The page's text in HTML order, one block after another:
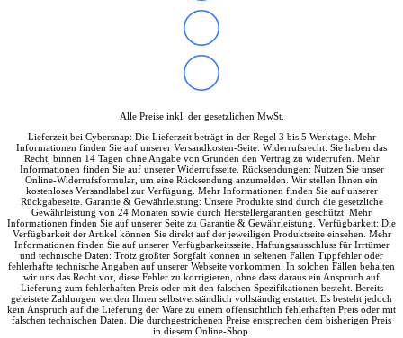
Alle Preise inkl. der gesetzlichen MwSt.
Lieferzeit bei Cybersnap: Die Lieferzeit beträgt in der Regel 3 bis 5 Werktage. Mehr
Informationen finden Sie auf unserer Versandkosten-Seite. Widerrufsrecht: Sie haben das
Recht, binnen 14 Tagen ohne Angabe von Gründen den Vertrag zu widerrufen. Mehr
Informationen finden Sie auf unserer Widerrufsseite. Rücksendungen: Nutzen Sie unser
Online-Widerrufsformular, um eine Rücksendung anzumelden. Wir stellen Ihnen ein
kostenloses Versandlabel zur Verfügung. Mehr Informationen finden Sie auf unserer
Rückgabeseite. Garantie & Gewährleistung: Unsere Produkte sind durch die gesetzliche
Gewährleistung von 24 Monaten sowie durch Herstellergarantien geschützt. Mehr
Informationen finden Sie auf unserer Seite zu Garantie & Gewährleistung. Verfügbarkeit: Die
Verfügbarkeit der Artikel können Sie direkt auf der jeweiligen Produktseite einsehen. Mehr
Informationen finden Sie auf unserer Verfügbarkeitsseite. Haftungsausschluss für Irrtümer
und technische Daten: Trotz größter Sorgfalt können in seltenen Fällen Tippfehler oder
fehlerhafte technische Angaben auf unserer Webseite vorkommen. In solchen Fällen behalten
wir uns das Recht vor, diese Fehler zu korrigieren, ohne dass daraus ein Anspruch auf
Lieferung zum fehlerhaften Preis oder mit den falschen Spezifikationen besteht. Bereits
geleistete Zahlungen werden Ihnen selbstverständlich vollständig erstattet. Es besteht jedoch
kein Anspruch auf die Lieferung der Ware zu einem offensichtlich fehlerhaften Preis oder mit
falschen technischen Daten. Die durchgestrichenen Preise entsprechen dem bisherigen Preis
in diesem Online-Shop.